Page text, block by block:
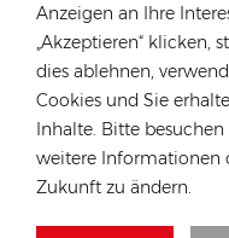
Anzeigen an Ihre
„Akzeptieren“ klicken,
dies ablehnen,
Cookies und Sie
Inhalte. Bitte
weitere Informationen
Zukunft zu ändern.
Ho Chi Minh City,
Polen
Tel : +48 735 668 999
Email :
Büro & Lager :
Poland
Spanien